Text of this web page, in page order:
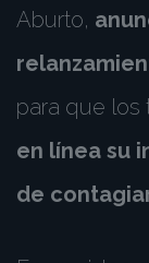
Aburto,
para que los
en línea su
de